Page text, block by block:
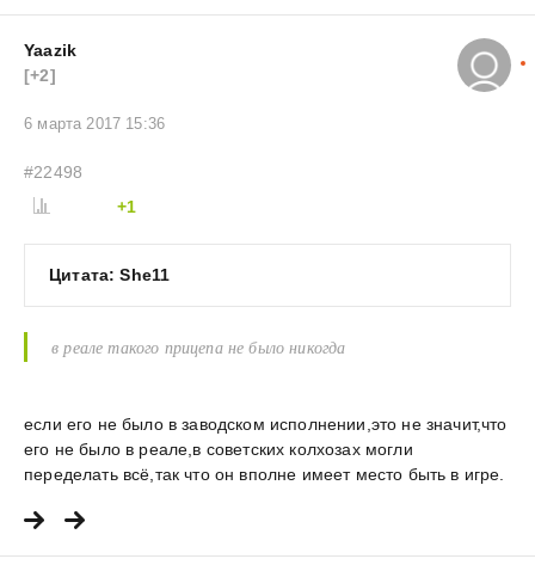
Yaazik
[+2]
6 марта 2017 15:36
#22498
+1
Цитата: She11
в реале такого прицепа не было никогда
если его не было в заводском исполнении,это не значит,что
его не было в реале,в советских колхозах могли
переделать всё,так что он вполне имеет место быть в игре.